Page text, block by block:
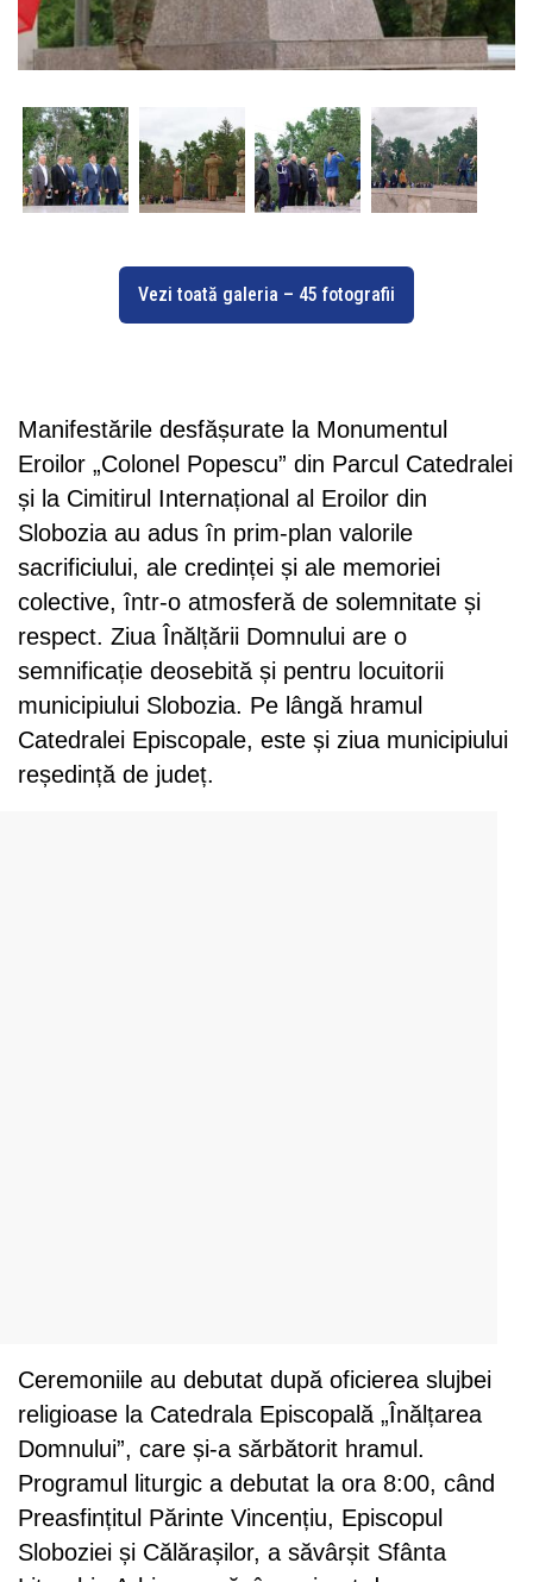
Vezi toată galeria – 45 fotografii
Manifestările desfășurate la Monumentul
Eroilor „Colonel Popescu” din Parcul Catedralei
și la Cimitirul Internațional al Eroilor din
Slobozia au adus în prim-plan valorile
sacrificiului, ale credinței și ale memoriei
colective, într-o atmosferă de solemnitate și
respect. Ziua Înălțării Domnului are o
semnificație deosebită și pentru locuitorii
municipiului Slobozia. Pe lângă hramul
Catedralei Episcopale, este și ziua municipiului
reședință de județ.
Ceremoniile au debutat după oficierea slujbei
religioase la Catedrala Episcopală „Înălțarea
Domnului”, care și-a sărbătorit hramul.
Programul liturgic a debutat la ora 8:00, când
Preasfințitul Părinte Vincențiu, Episcopul
Sloboziei și Călărașilor, a săvârșit Sfânta